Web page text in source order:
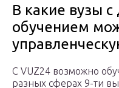
В какие вузы
обучением
С VUZ24 возможно
разных сферах 9-ти